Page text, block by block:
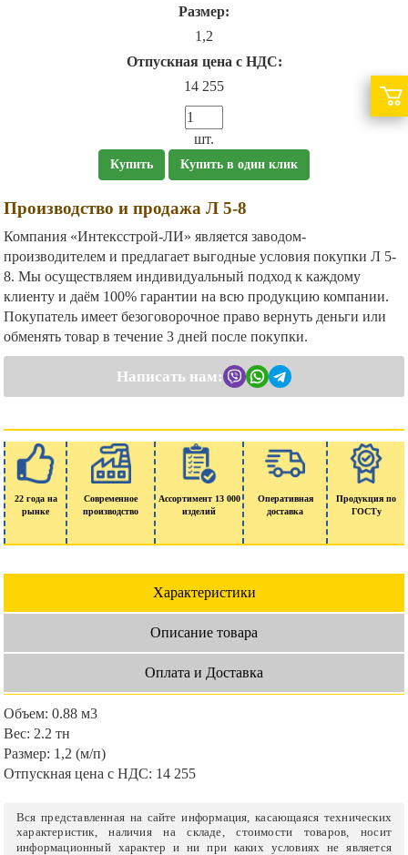
Размер:
1,2
Отпускная цена с НДС:
14 255
шт.
Купить Купить в один клик
Производство и продажа Л 5-8
Компания «Интексстрой-ЛИ» является заводом-
производителем и предлагает выгодные условия покупки Л 5-
8. Мы осуществляем индивидуальный подход к каждому
клиенту и даём 100% гарантии на всю продукцию компании.
Покупатель имеет безоговорочное право вернуть деньги или
обменять товар в течение 3 дней после покупки.
Написать нам:
22 года на
рынке
Современное
производство
Ассортимент 13 000
изделий
Оперативная
доставка
Продукция по
ГОСТу
Характеристики
Описание товара
Оплата и Доставка
Объем: 0.88 м3
Вес: 2.2 тн
Размер: 1,2 (м/п)
Отпускная цена с НДС: 14 255
Вся представленная на сайте информация, касающаяся технических
характеристик, наличия на складе, стоимости товаров, носит
информационный характер и ни при каких условиях не является